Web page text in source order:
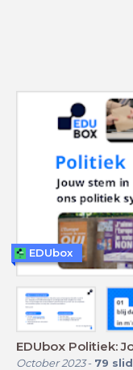
EDUbox Politiek:
October 2023- 79
EDUbox